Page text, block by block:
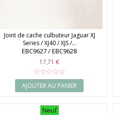
Joint de cache culbuteur Jaguar XJ
Series / XJ40 / XJS /...
EBC9627 / EBC9628
17,71 €
AJOUTER AU PANIER
Neuf